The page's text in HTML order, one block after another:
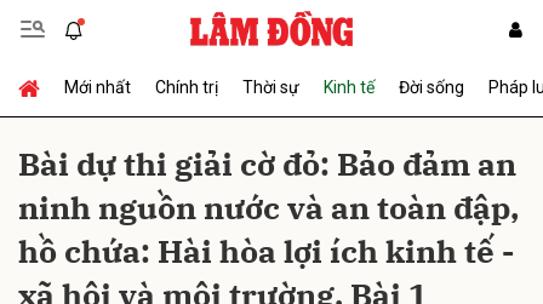
Mới nhất Chính trị Thời sự Kinh tế Đời sống Pháp
Bài dự thi giải cờ đỏ: Bảo đảm an
ninh nguồn nước và an toàn đập,
hồ chứa: Hài hòa lợi ích kinh tế -
xã hội và môi trường. Bài 1
Gửi bình luận